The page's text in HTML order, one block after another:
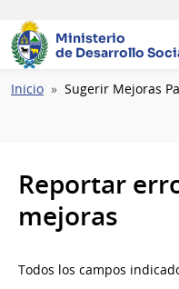
Ministerio
de Desarrollo
Ruta
Inicio Sugerir Mejoras
Reportar
mejoras
Todos los campos